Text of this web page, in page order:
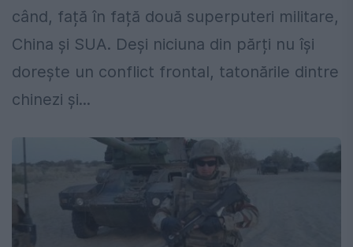
când, față în față două superputeri militare,
China și SUA. Deși niciuna din părți nu își
dorește un conflict frontal, tatonările dintre
chinezi și...